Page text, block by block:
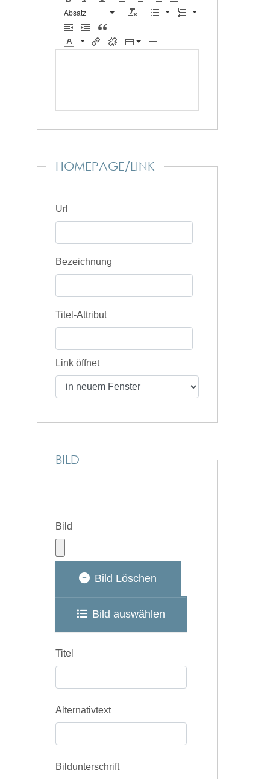
Absatz
HOMEPAGE/LINK
Url
Bezeichnung
Titel-Attribut
Link öffnet
BILD
Bild
Bild Löschen
Bild auswählen
Titel
Alternativtext
Bildunterschrift